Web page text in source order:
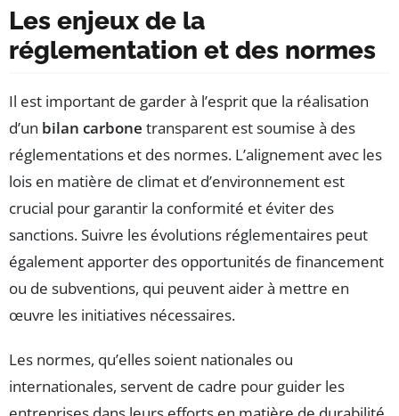
Les enjeux de la
réglementation et des normes
Il est important de garder à l’esprit que la réalisation
d’un bilan carbone transparent est soumise à des
réglementations et des normes. L’alignement avec les
lois en matière de climat et d’environnement est
crucial pour garantir la conformité et éviter des
sanctions. Suivre les évolutions réglementaires peut
également apporter des opportunités de financement
ou de subventions, qui peuvent aider à mettre en
œuvre les initiatives nécessaires.
Les normes, qu’elles soient nationales ou
internationales, servent de cadre pour guider les